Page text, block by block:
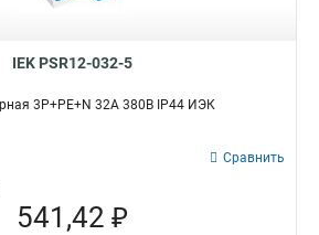
IEK PSR12-032-5
3Р+РЕ+N 32А 380В IP44 ИЭК
Сравнить
541,42 ₽